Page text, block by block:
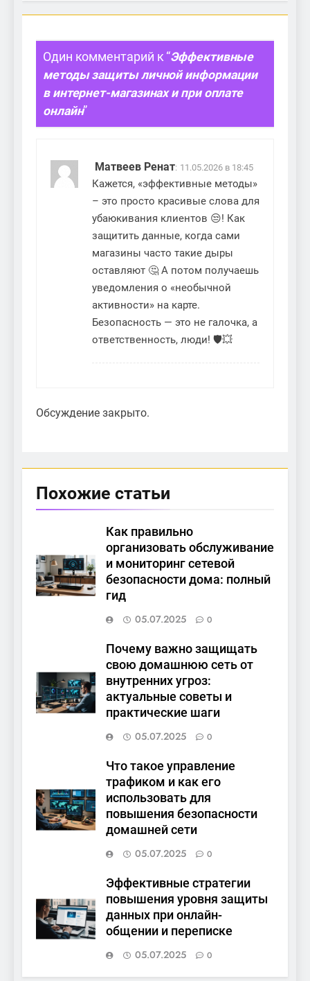
Один комментарий к “Эффективные
методы защиты личной информации
в интернет-магазинах и при оплате
онлайн”
Матвеев Ренат: 11.05.2026 в 18:45
Кажется, «эффективные методы»
– это просто красивые слова для
убаюкивания клиентов 😒! Как
защитить данные, когда сами
магазины часто такие дыры
оставляют 🤔 А потом получаешь
уведомления о «необычной
активности» на карте.
Безопасность — это не галочка, а
ответственность, люди! 🛡️💥
Обсуждение закрыто.
Похожие статьи
Как правильно
организовать обслуживание
и мониторинг сетевой
безопасности дома: полный
гид
05.07.2025
0
Почему важно защищать
свою домашнюю сеть от
внутренних угроз:
актуальные советы и
практические шаги
05.07.2025
0
Что такое управление
трафиком и как его
использовать для
повышения безопасности
домашней сети
05.07.2025
0
Эффективные стратегии
повышения уровня защиты
данных при онлайн-
общении и переписке
05.07.2025
0